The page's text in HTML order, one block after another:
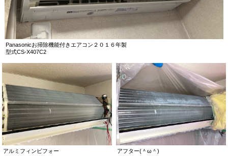
Panasonicお掃除機能付きエアコン２０１６年製
型式CS-X407C2
アルミフィンビフォー アフター(＾ω＾)